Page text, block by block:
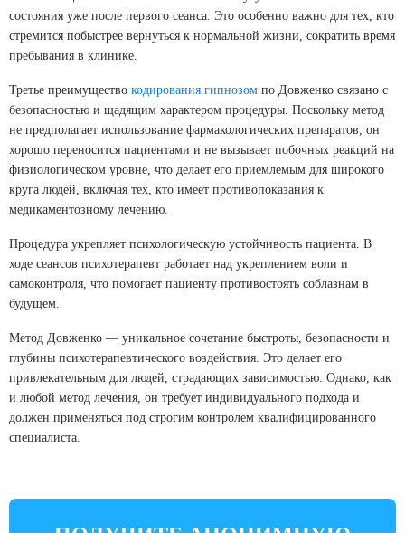
состояния уже после первого сеанса. Это особенно важно для тех, кто
стремится побыстрее вернуться к нормальной жизни, сократить время
пребывания в клинике.
Третье преимущество кодирования гипнозом по Довженко связано с
безопасностью и щадящим характером процедуры. Поскольку метод
не предполагает использование фармакологических препаратов, он
хорошо переносится пациентами и не вызывает побочных реакций на
физиологическом уровне, что делает его приемлемым для широкого
круга людей, включая тех, кто имеет противопоказания к
медикаментозному лечению.
Процедура укрепляет психологическую устойчивость пациента. В
ходе сеансов психотерапевт работает над укреплением воли и
самоконтроля, что помогает пациенту противостоять соблазнам в
будущем.
Метод Довженко — уникальное сочетание быстроты, безопасности и
глубины психотерапевтического воздействия. Это делает его
привлекательным для людей, страдающих зависимостью. Однако, как
и любой метод лечения, он требует индивидуального подхода и
должен применяться под строгим контролем квалифицированного
специалиста.